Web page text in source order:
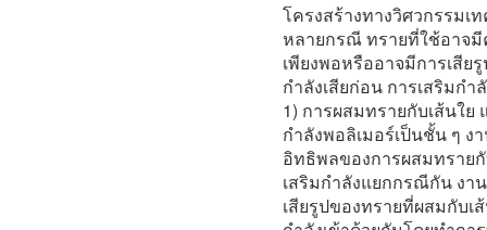
โครงสร้างทางวิศวกรรม
หลายกรณี ทรายที่ใช้อาจ
เพียงพอหรืออาจมีการเสีย
กำลังเสียก่อน การเสริมก
1) การผสมทรายกับเส้นใย
กำลังพอลิเมอร์เป็นชั้น ๆ
อิทธิพลของการผสมทราย
เสริมกำลังแยกกรณีกัน งา
เสียรูปของทรายที่ผสมกับเ